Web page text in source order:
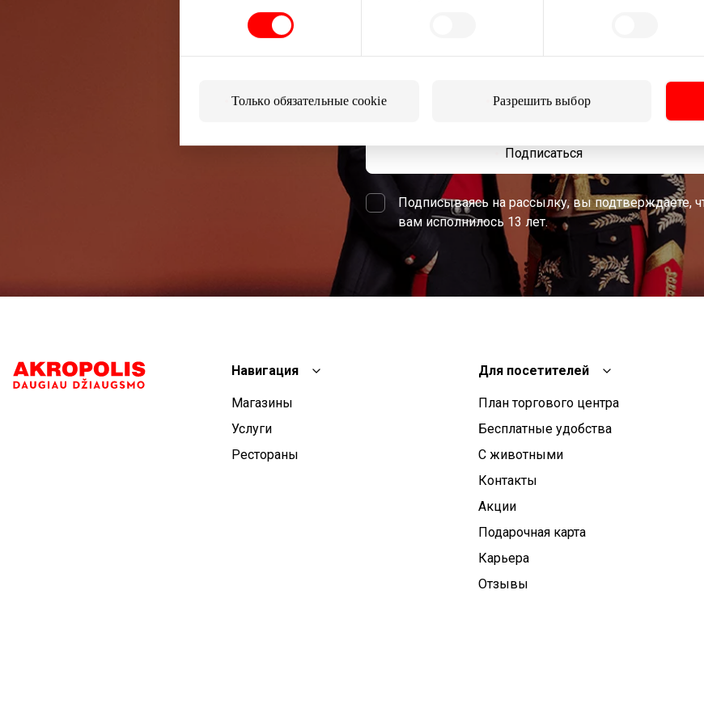
Только обязательные cookie Разрешить выбор
Узнайте первыми о лучших предложениях, мероприятиях и самой
Подписаться
Подписываясь на рассылку, вы подтверждаете,
вам исполнилось 13 лет.
Навигация
Магазины
Услуги
Рестораны
Для посетителей
План торгового центра
Бесплатные удобства
С животными
Контакты
Aкции
Подарочная карта
Карьера
Отзывы